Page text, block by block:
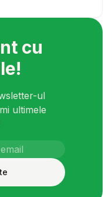
cu
ul
ultimele